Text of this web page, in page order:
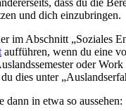
und dich einzubringen.
im Abschnitt „Soziales
aufführen, wenn du eine
oder
dies unter
in etwa so aussehen: